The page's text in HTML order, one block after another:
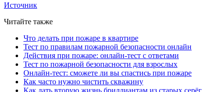
Источник
Читайте также
Что делать при пожаре в квартире
Тест по правилам пожарной безопасности онлайн
Действия при пожаре: онлайн-тест с ответами
Тест по пожарной безопасности для взрослых
Онлайн-тест: сможете ли вы спастись при пожаре
Как часто нужно чистить скважину
Как дать вторую жизнь бриллиантам из старых серёг